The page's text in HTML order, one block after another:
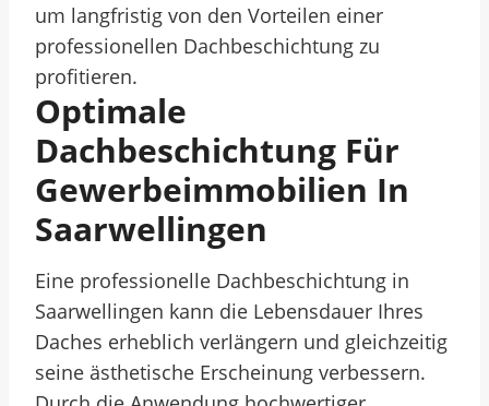
um langfristig von den Vorteilen einer
professionellen Dachbeschichtung zu
profitieren.
Optimale
Dachbeschichtung Für
Gewerbeimmobilien In
Saarwellingen
Eine professionelle Dachbeschichtung in
Saarwellingen kann die Lebensdauer Ihres
Daches erheblich verlängern und gleichzeitig
seine ästhetische Erscheinung verbessern.